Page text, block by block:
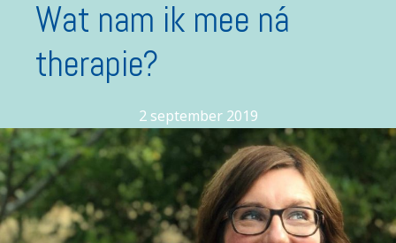
Wat nam ik mee ná
therapie?
2 september 2019